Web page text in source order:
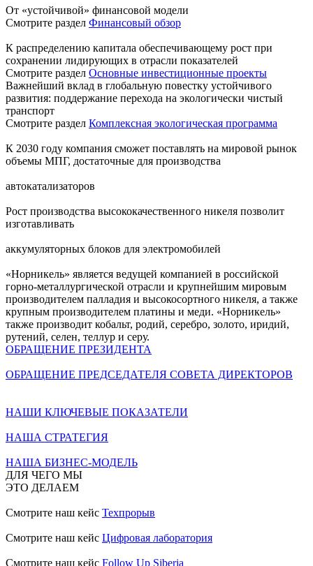
От «устойчивой» финансовой модели
Смотрите раздел Финансовый обзор
К распределению капитала обеспечивающему рост при
сохранении лидирующих в отрасли показателей
Смотрите раздел Основные инвестиционные проекты
Важнейший вклад в глобальную повестку устойчивого
развития: поддержание перехода на экологически чистый
транспорт
Смотрите раздел Комплексная экологическая программа
К 2030 году компания сможет поставлять на мировой рынок
объемы МПГ, достаточные для производства
автокатализаторов
Рост производства высококачественного никеля позволит
изготавливать
аккумуляторных блоков для электромобилей
«Норникель» является ведущей компанией в российской
горно-металлургической отрасли и крупнейшим мировым
производителем палладия и высокосортного никеля, а также
крупным производителем платины и меди. «Норникель»
также производит кобальт, родий, серебро, золото, иридий,
рутений, селен, теллур и серу.
ОБРАЩЕНИЕ ПРЕЗИДЕНТА
ОБРАЩЕНИЕ ПРЕДСЕДАТЕЛЯ СОВЕТА ДИРЕКТОРОВ
НАШИ КЛЮЧЕВЫЕ ПОКАЗАТЕЛИ
НАША СТРАТЕГИЯ
НАША БИЗНЕС-МОДЕЛЬ
ДЛЯ ЧЕГО МЫ
ЭТО ДЕЛАЕМ
Смотрите наш кейс Техпрорыв
Смотрите наш кейс Цифровая лаборатория
Смотрите наш кейс Follow Up Siberia